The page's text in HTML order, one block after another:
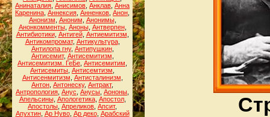
Анинаталия Анисимов Анклав Анна
Каренина Аннексия Анненков Анон
Анонизм Аноним Анонимы,
Анонкомменты, Аноны, Антверпен,
Антибиотики, Антигей, Антиемитизм
Антикомпромат, Антикультура,
Антилопа гну, Антипушкин,
Антисемит, Антисемитизм
Антисемитизм. ГеБе Антисемитим
Антисемиты Антисемтизм
Антисенмитизм Антисталинизм
Антон Антонеску, Антракт,
Антропология Анус Анусы Аононы
Апельсины, Апологетика, Апостол,
Апостолы Апреликов Апсит,
Апухтин, Ар Нуво, Ар деко, Арабский